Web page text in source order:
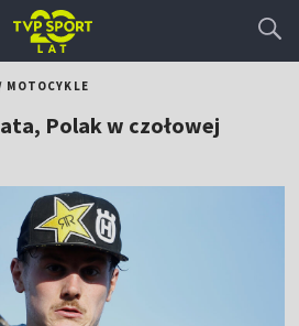
MOTOCYKLE
Polak w czołowej